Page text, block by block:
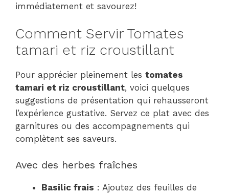
immédiatement et savourez!
Comment Servir Tomates
tamari et riz croustillant
Pour apprécier pleinement les tomates
tamari et riz croustillant, voici quelques
suggestions de présentation qui rehausseront
l’expérience gustative. Servez ce plat avec des
garnitures ou des accompagnements qui
complètent ses saveurs.
Avec des herbes fraîches
Basilic frais : Ajoutez des feuilles de